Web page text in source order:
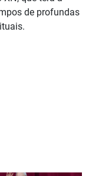
de profundas